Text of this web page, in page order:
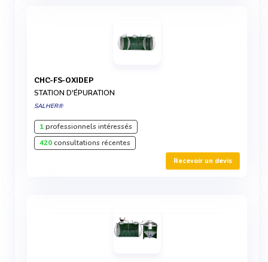
CHC-FS-OXIDEP
STATION D'ÉPURATION
SALHER®
1professionnels intéressés
420consultations récentes
Recevoir un devis